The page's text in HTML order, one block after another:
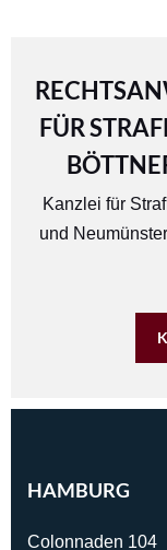
FÜR
Kanzlei für
und Neumünster
HAMBURG
Colonnaden 104